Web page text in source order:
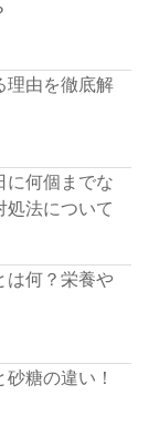
理由を徹底解
に何個までな
処法について
は何？栄養や
砂糖の違い！